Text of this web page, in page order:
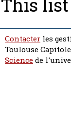
This
Contacter les
Toulouse
Sciencede